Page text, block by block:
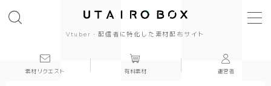
Vtuber・配信者に特化した素材配布サイト
素材リクエスト 有料素材 運営者